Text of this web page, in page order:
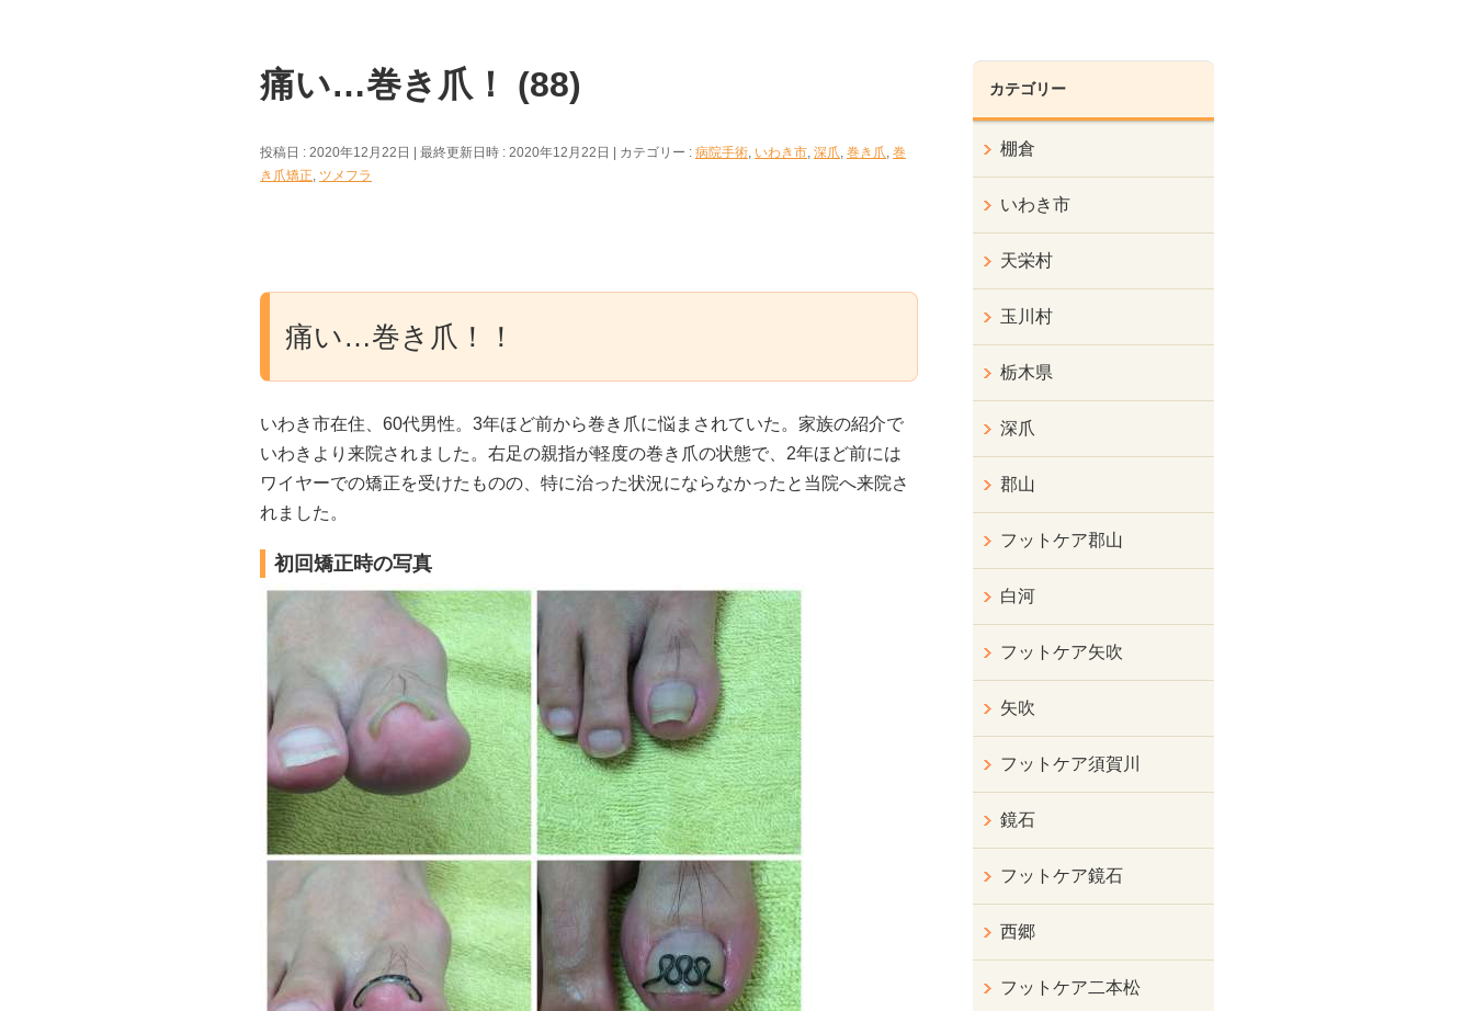
痛い…巻き爪！ (88)
投稿日 : 2020年12月22日 最終更新日時 : 2020年12月22日 カテゴリー : 病院手術, いわき市, 深爪, 巻き爪, 巻
き爪矯正, ツメフラ
痛い…巻き爪！！
いわき市在住、60代男性。3年ほど前から巻き爪に悩まされていた。家族の紹介で
いわきより来院されました。右足の親指が軽度の巻き爪の状態で、2年ほど前には
ワイヤーでの矯正を受けたものの、特に治った状況にならなかったと当院へ来院さ
れました。
初回矯正時の写真
カテゴリー
棚倉
いわき市
天栄村
玉川村
栃木県
深爪
郡山
フットケア郡山
白河
フットケア矢吹
矢吹
フットケア須賀川
鏡石
フットケア鏡石
西郷
フットケア二本松